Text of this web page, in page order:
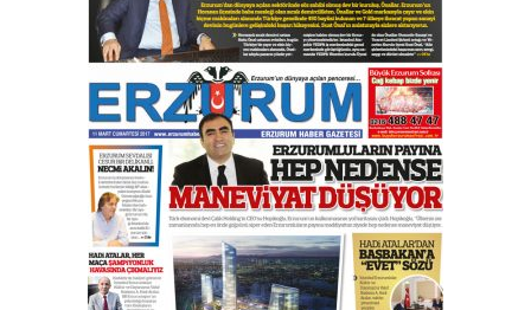
Esat BİNDESEN
Başkan Sekmen’den Erzurum’a
bir vizyon proje daha!
02 Ağustos 2026 Pazar
Kadir SABUNCUOĞLU
Erzurumspor’un köşe taşları